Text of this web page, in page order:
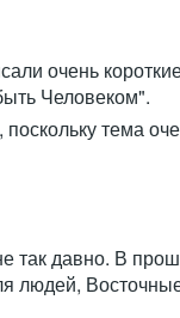
очень
Человеком".
тема
так давно. В
людей,